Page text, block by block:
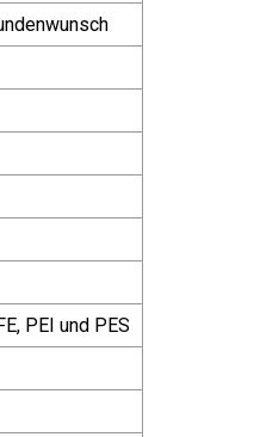
PEI und PES